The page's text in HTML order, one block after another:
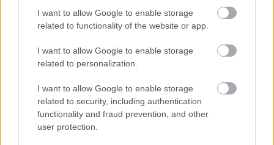
I want to allow Google to enable storage
related to functionality of the website or app.
I want to allow Google to enable storage
related to personalization.
I want to allow Google to enable storage
related to security, including authentication
functionality and fraud prevention, and other
user protection.
Spiró György: „Elhűlve nézem,
mennyi hülyeségre képes az
emberiség”
„Nekem a hatalom nem való” – Spiró
György válaszolt
„Luxusdilettánsként működtem
mindvégig” – Spiró György 70 éves